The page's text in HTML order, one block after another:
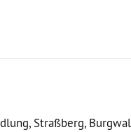
Straßberg,